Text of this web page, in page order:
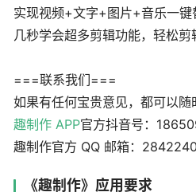
实现视频+文字+图片+音乐一键
几秒学会超多剪辑功能，轻松剪
===联系我们===
如果有任何宝贵意见，都可以随
趣制作 APP官方抖音号：
趣制作官方 QQ 邮箱：
《趣制作》应用要求